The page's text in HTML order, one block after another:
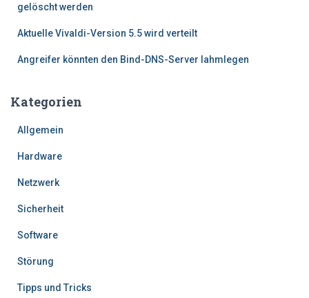
gelöscht werden
Aktuelle Vivaldi-Version 5.5 wird verteilt
Angreifer könnten den Bind-DNS-Server lahmlegen
Kategorien
Allgemein
Hardware
Netzwerk
Sicherheit
Software
Störung
Tipps und Tricks